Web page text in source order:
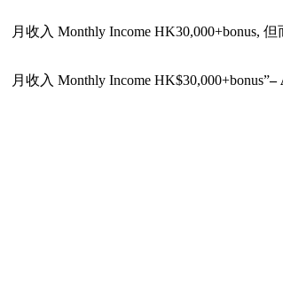
月收入 Monthly Income
月收入 Monthly Income HK$30,000+bonus”–